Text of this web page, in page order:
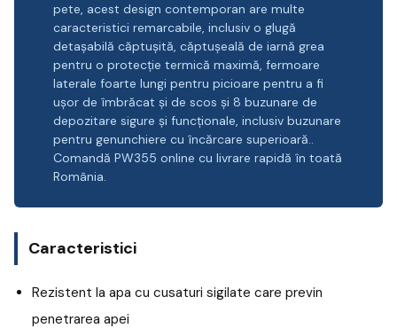
pete, acest design contemporan are multe
caracteristici remarcabile, inclusiv o glugă
detașabilă căptușită, căptușeală de iarnă grea
pentru o protecție termică maximă, fermoare
laterale foarte lungi pentru picioare pentru a fi
ușor de îmbrăcat și de scos și 8 buzunare de
depozitare sigure și funcționale, inclusiv buzunare
pentru genunchiere cu încărcare superioară..
Comandă PW355 online cu livrare rapidă în toată
România.
Caracteristici
Rezistent la apa cu cusaturi sigilate care previn
penetrarea apei